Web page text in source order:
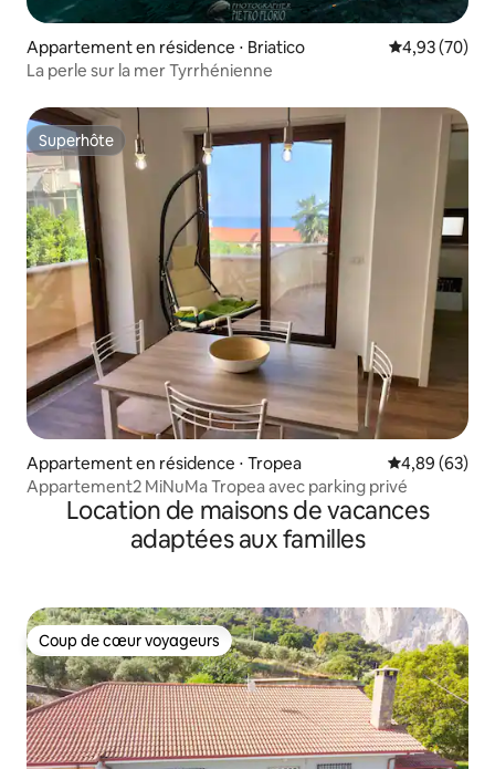
Appartement en résidence ⋅ Briatico Évaluation
4,93 (70)
La perle sur la mer Tyrrhénienne
Superhôte
Superhôte
Appartement en résidence ⋅ Tropea Évaluation
4,89 (63)
Appartement2 MiNuMa Tropea avec parking privé
Location de maisons de vacances
adaptées aux familles
Coup de cœur voyageurs
Coup de cœur voyageurs